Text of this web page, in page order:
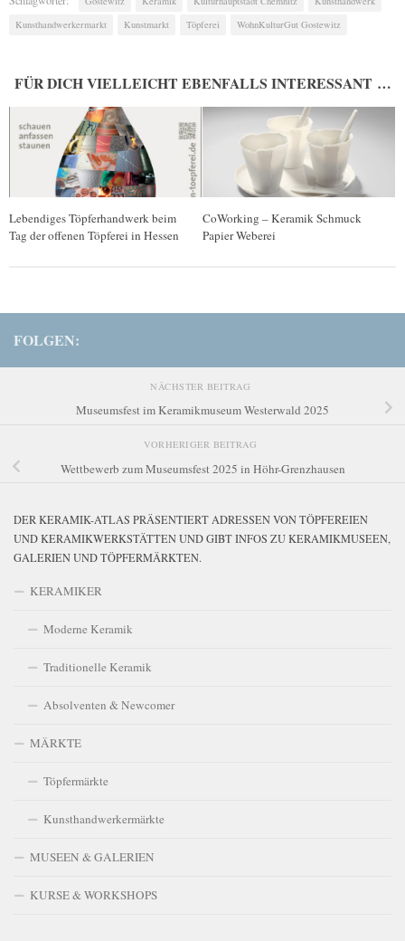
Kunsthandwerkermarkt
Kunstmarkt Töpferei WohnKulturGut Gostewitz
FÜR DICH VIELLEICHT EBENFALLS INTERESSANT …
Lebendiges Töpferhandwerk beim
Tag der offenen Töpferei in Hessen
CoWorking – Keramik Schmuck
Papier Weberei
FOLGEN:
NÄCHSTER BEITRAG
Museumsfest im Keramikmuseum Westerwald 2025
VORHERIGER BEITRAG
Wettbewerb zum Museumsfest 2025 in Höhr-Grenzhausen
DER KERAMIK-ATLAS PRÄSENTIERT ADRESSEN VON TÖPFEREIEN
UND KERAMIKWERKSTÄTTEN UND GIBT INFOS ZU KERAMIKMUSEEN,
GALERIEN UND TÖPFERMÄRKTEN.
KERAMIKER
Moderne Keramik
Traditionelle Keramik
Absolventen & Newcomer
MÄRKTE
Töpfermärkte
Kunsthandwerkermärkte
MUSEEN & GALERIEN
KURSE & WORKSHOPS